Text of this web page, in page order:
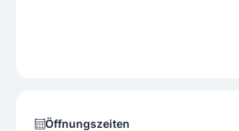
Öffnungszeiten